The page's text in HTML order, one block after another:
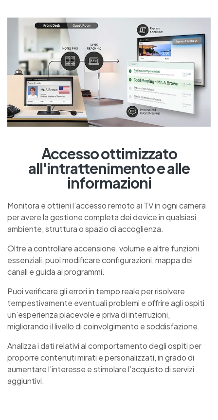
Accesso ottimizzato
all'intrattenimento e alle
informazioni
Monitora e ottieni l’accesso remoto ai TV in ogni camera
per avere la gestione completa dei device in qualsiasi
ambiente, struttura o spazio di accoglienza.
Oltre a controllare accensione, volume e altre funzioni
essenziali, puoi modificare configurazioni, mappa dei
canali e guida ai programmi.
Puoi verificare gli errori in tempo reale per risolvere
tempestivamente eventuali problemi e offrire agli ospiti
un’esperienza piacevole e priva di interruzioni,
migliorando il livello di coinvolgimento e soddisfazione.
Analizza i dati relativi al comportamento degli ospiti per
proporre contenuti mirati e personalizzati, in grado di
aumentare l’interesse e stimolare l’acquisto di servizi
aggiuntivi.